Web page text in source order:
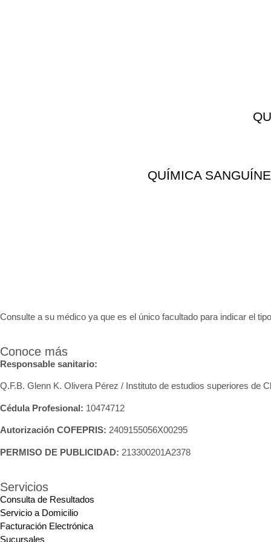
QUÍMICA
Consulte a su médico ya que es el único facultado para indicar el
Conoce más
Responsable sanitario:
Q.F.B. Glenn K. Olivera Pérez / Instituto de estudios superiores de
Cédula Profesional: 10474712
Autorización COFEPRIS: 2409155056X00295
PERMISO DE PUBLICIDAD: 213300201A2378
Servicios
Consulta de Resultados
Servicio a Domicilio
Facturación Electrónica
Sucursales